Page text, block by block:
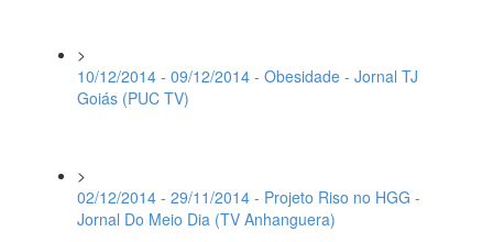
>
10/12/2014 - 09/12/2014 - Obesidade - Jornal TJ
Goiás (PUC TV)
>
02/12/2014 - 29/11/2014 - Projeto Riso no HGG -
Jornal Do Meio Dia (TV Anhanguera)